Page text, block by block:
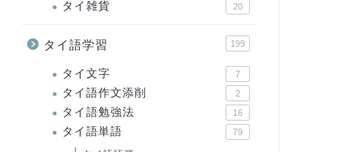
タイ雑貨 20
タイ語学習 199
タイ文字 7
タイ語作文添削 2
タイ語勉強法 16
タイ語単語 79